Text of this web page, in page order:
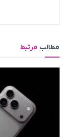
مطالب مرتبط